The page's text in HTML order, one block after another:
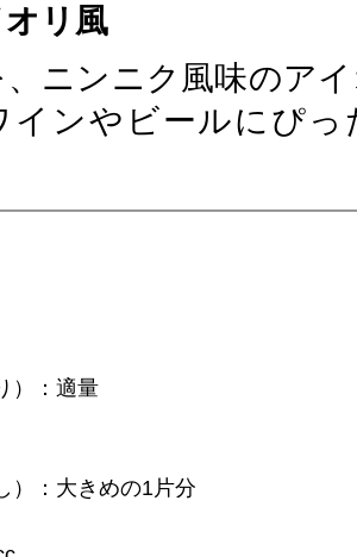
リ風
、ニンニク風味のア
インやビールにぴっ
）：適量
）：大きめの1片分